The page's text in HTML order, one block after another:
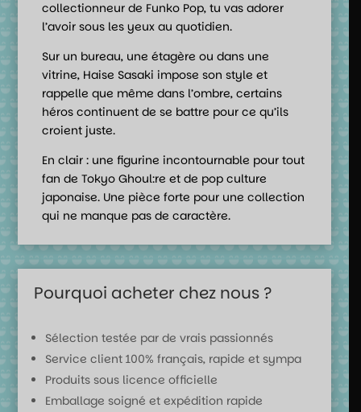
collectionneur de Funko Pop, tu vas adorer
l’avoir sous les yeux au quotidien.
Sur un bureau, une étagère ou dans une
vitrine, Haise Sasaki impose son style et
rappelle que même dans l’ombre, certains
héros continuent de se battre pour ce qu’ils
croient juste.
En clair : une figurine incontournable pour tout
fan de Tokyo Ghoul:re et de pop culture
japonaise. Une pièce forte pour une collection
qui ne manque pas de caractère.
Pourquoi acheter chez nous ?
Sélection testée par de vrais passionnés
Service client 100% français, rapide et sympa
Produits sous licence officielle
Emballage soigné et expédition rapide